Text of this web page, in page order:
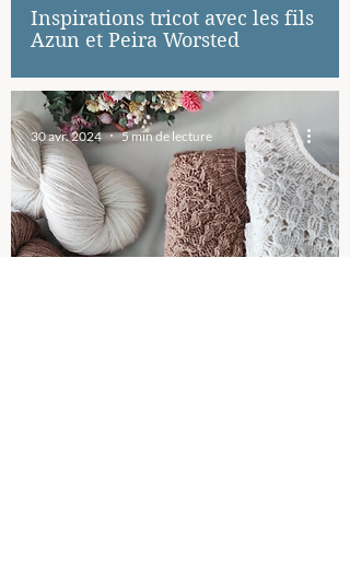
Inspirations tricot avec les fils
Azun et Peira Worsted
30 avr. 2024 5 min de lecture